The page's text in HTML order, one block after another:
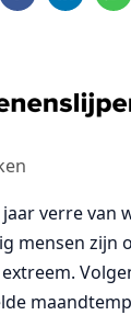
verre van
mensen zijn